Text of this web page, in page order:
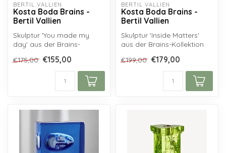
BERTIL VALLIEN
Kosta Boda Brains -
Bertil Vallien
Skulptur 'You made my
day' aus der Brains-
entworfen v...
€175,00 €155,00
BERTIL VALLIEN
Kosta Boda Brains -
Bertil Vallien
Skulptur 'Inside Matters'
aus der Brains-Kollektion
vo...
€199,00 €179,00